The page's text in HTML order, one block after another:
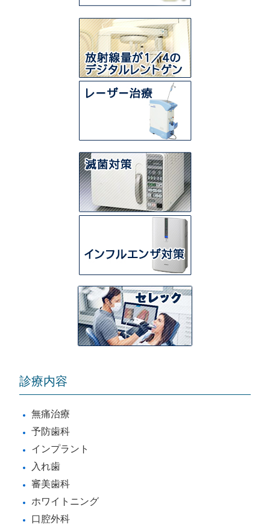
診療内容
無痛治療
予防歯科
インプラント
入れ歯
審美歯科
ホワイトニング
口腔外科